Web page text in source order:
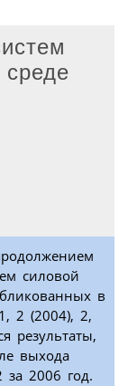
среде
силовой
в
2 (2004), 2,
результаты,
выхода
за 2006 год.